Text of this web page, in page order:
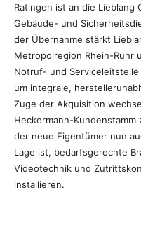
Ratingen ist an die
Gebäude- und
der Übernahme stärkt
Metropolregion Rhein-Ruhr
Notruf- und
um integrale,
Zuge der Akquisition
Heckermann-
der neue Eigentümer nun
Lage ist, bedarfsgerechte
Videotechnik und
installieren.